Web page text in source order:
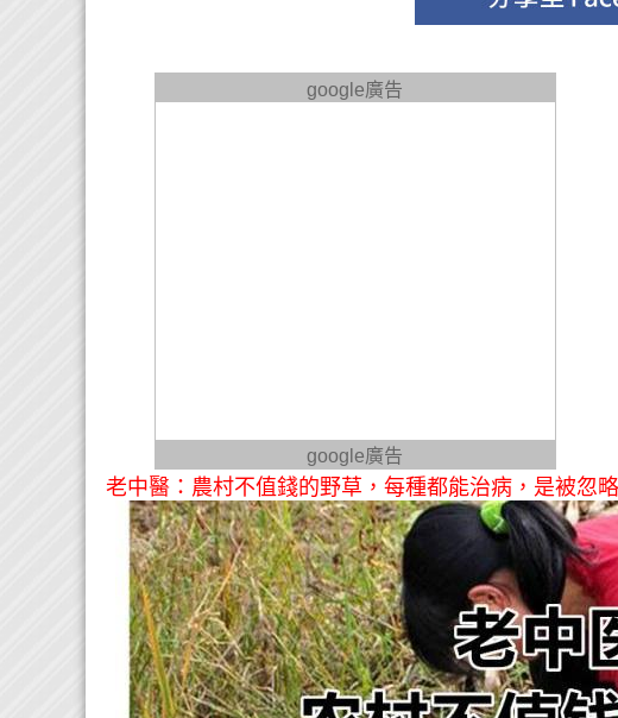
google廣告
google廣告
老中醫：農村不值錢的野草，每種都能治病，是被忽